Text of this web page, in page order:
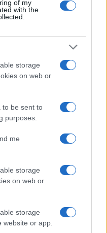
of my
with the
storage
on web or
to be sent to
purposes.
me
storage
on web or
storage
website or app.